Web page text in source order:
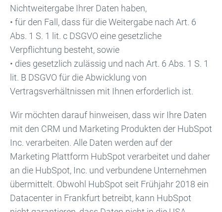
Nichtweitergabe Ihrer Daten haben,
• für den Fall, dass für die Weitergabe nach Art. 6
Abs. 1 S. 1 lit. c DSGVO eine gesetzliche
Verpflichtung besteht, sowie
• dies gesetzlich zulässig und nach Art. 6 Abs. 1 S. 1
lit. B DSGVO für die Abwicklung von
Vertragsverhältnissen mit Ihnen erforderlich ist.
Wir möchten darauf hinweisen, dass wir Ihre Daten
mit den CRM und Marketing Produkten der HubSpot
Inc. verarbeiten. Alle Daten werden auf der
Marketing Plattform HubSpot verarbeitet und daher
an die HubSpot, Inc. und verbundene Unternehmen
übermittelt. Obwohl HubSpot seit Frühjahr 2018 ein
Datacenter in Frankfurt betreibt, kann HubSpot